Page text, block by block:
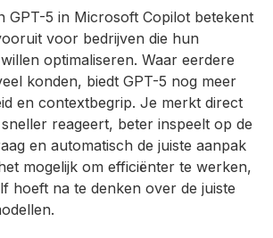
GPT-5 in Microsoft Copilot betekent
voor bedrijven die hun
optimaliseren. Waar eerdere
konden, biedt GPT-5 nog meer
en contextbegrip. Je merkt direct
reageert, beter inspeelt op de
en automatisch de juiste aanpak
mogelijk om efficiënter te werken,
hoeft na te denken over de juiste